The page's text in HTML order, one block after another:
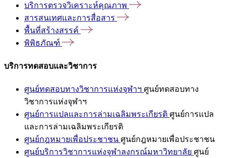
บริการตรวจวิเคราะห์คุณภาพ
สารสนเทศและการสื่อสาร
พื้นที่สร้างสรรค์
พิพิธภัณฑ์
บริการทดสอบและวิชาการ
ศูนย์ทดสอบทางวิชาการแห่งจุฬาฯ ศูนย์ทดสอบทาง
วิชาการแห่งจุฬาฯ
ศูนย์การแปลและการล่ามเฉลิมพระเกียรติ ศูนย์การแปล
และการล่ามเฉลิมพระเกียรติ
ศูนย์กฎหมายเพื่อประชาชน ศูนย์กฎหมายเพื่อประชาชน
ศูนย์บริการวิชาการแห่งจุฬาลงกรณ์มหาวิทยาลัย ศูนย์